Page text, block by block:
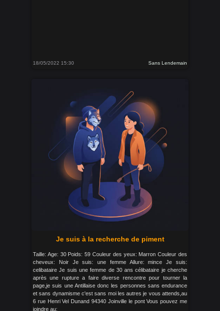
18/05/2022 15:30 Sans Lendemain
Je suis à la recherche de piment
Taille: Age: 30 Poids: 59 Couleur des yeux: Marron Couleur des
cheveux: Noir Je suis: une femme Allure: mince Je suis:
celibataire Je suis une femme de 30 ans célibataire je cherche
après une rupture a faire diverse rencontre pour tourner la
page,je suis une Antillaise donc les personnes sans endurance
et sans dynamisme c'est sans moi les autres je vous attends,au
6 rue Henri Vel Dunand 94340 Joinville le pont Vous pouvez me
joindre au: